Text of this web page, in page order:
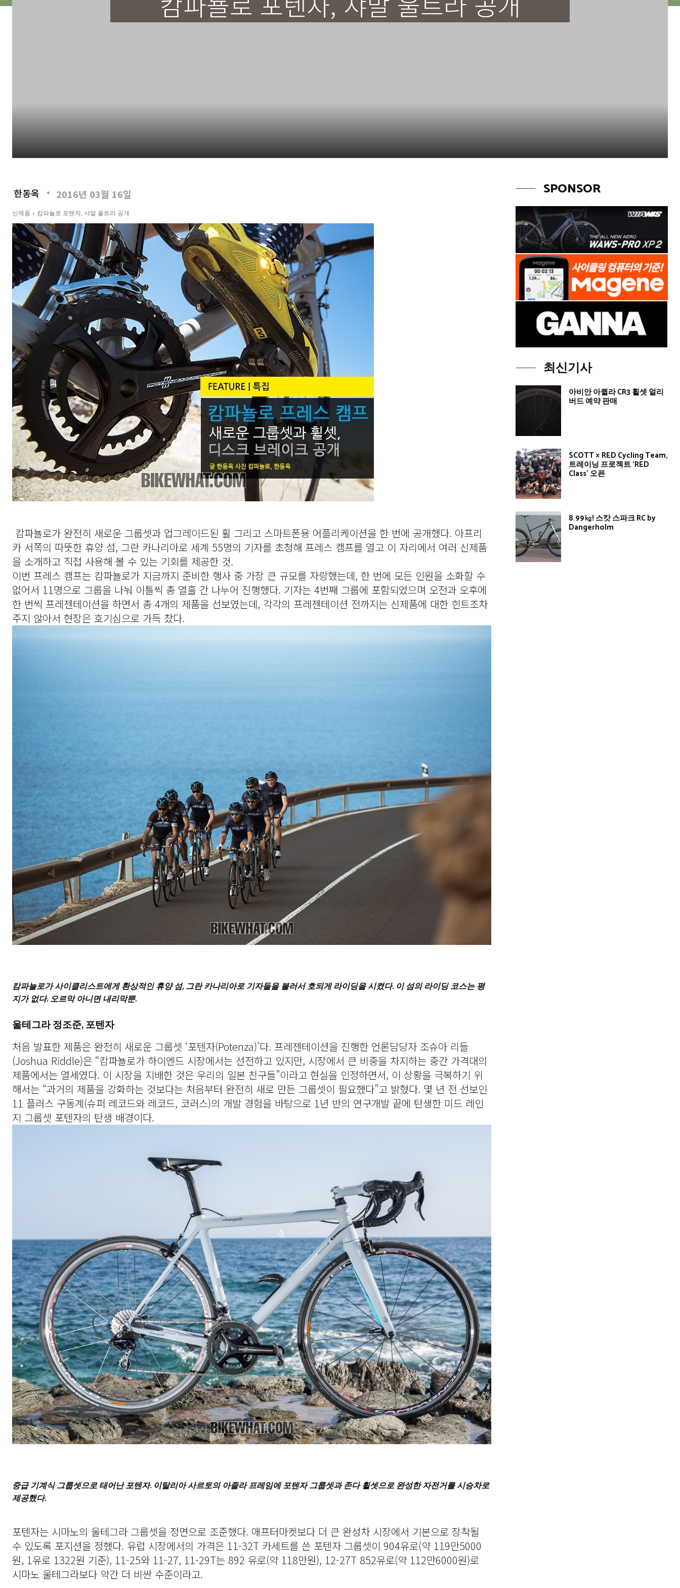
한동옥 2016년 03월 16일
신제품 캄파뇰로 포텐자, 샤말 울트라 공개
캄파뇰로가 완전히 새로운 그룹셋과 업그레이드된 휠 그리고 스마트폰용 어플리케이션을 한 번에 공개했다. 아프리
카 서쪽의 따뜻한 휴양 섬, 그란 카나리아로 세계 55명의 기자를 초청해 프레스 캠프를 열고 이 자리에서 여러 신제품
을 소개하고 직접 사용해 볼 수 있는 기회를 제공한 것.
이번 프레스 캠프는 캄파뇰로가 지금까지 준비한 행사 중 가장 큰 규모를 자랑했는데, 한 번에 모든 인원을 소화할 수
없어서 11명으로 그룹을 나눠 이틀씩 총 열흘 간 나누어 진행했다. 기자는 4번째 그룹에 포함되었으며 오전과 오후에
한 번씩 프레젠테이션을 하면서 총 4개의 제품을 선보였는데, 각각의 프레젠테이션 전까지는 신제품에 대한 힌트조차
주지 않아서 현장은 호기심으로 가득 찼다.
캄파뇰로가 사이클리스트에게 환상적인 휴양 섬, 그란 카나리아로 기자들을 불러서 호되게 라이딩을 시켰다. 이 섬의 라이딩 코스는 평
지가 없다. 오르막 아니면 내리막뿐.
울테그라 정조준, 포텐자
처음 발표한 제품은 완전히 새로운 그룹셋 ‘포텐자(Potenza)’다. 프레젠테이션을 진행한 언론담당자 조슈아 리들
(Joshua Riddle)은 “캄파뇰로가 하이엔드 시장에서는 선전하고 있지만, 시장에서 큰 비중을 차지하는 중간 가격대의
제품에서는 열세였다. 이 시장을 지배한 것은 우리의 일본 친구들”이라고 현실을 인정하면서, 이 상황을 극복하기 위
해서는 “과거의 제품을 강화하는 것보다는 처음부터 완전히 새로 만든 그룹셋이 필요했다”고 밝혔다. 몇 년 전 선보인
11 플러스 구동계(슈퍼 레코드와 레코드, 코러스)의 개발 경험을 바탕으로 1년 반의 연구개발 끝에 탄생한 미드 레인
지 그룹셋 포텐자의 탄생 배경이다.
중급 기계식 그룹셋으로 태어난 포텐자. 이탈리아 사르토의 아졸라 프레임에 포텐자 그룹셋과 존다 휠셋으로 완성한 자전거를 시승차로
제공했다.
포텐자는 시마노의 울테그라 그룹셋을 정면으로 조준했다. 애프터마켓보다 더 큰 완성차 시장에서 기본으로 장착될
수 있도록 포지션을 정했다. 유럽 시장에서의 가격은 11-32T 카세트를 쓴 포텐자 그룹셋이 904유로(약 119만5000
원, 1유로 1322원 기준), 11-25와 11-27, 11-29T는 892 유로(약 118만원), 12-27T 852유로(약 112만6000원)로
시마노 울테그라보다 약간 더 비싼 수준이라고.
SPONSOR
최신기사
아비안 아퀼라 CR3 휠셋 얼리
버드 예약 판매
SCOTT × RED Cycling Team,
트레이닝 프로젝트 ‘RED
Class’ 오픈
8.99㎏! 스캇 스파크 RC by
Dangerholm